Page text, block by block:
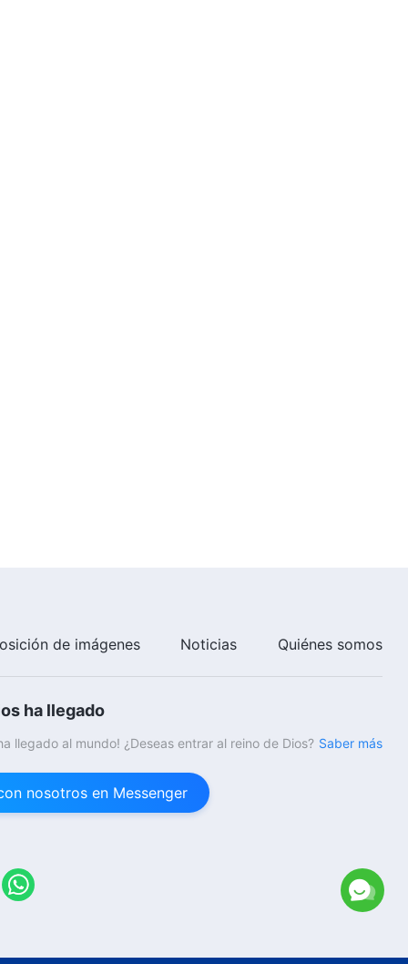
Palabras diarias de Dios:
Palabras diarias de Dios:
Conocer a Dios | Fragmento 122
Conocer a Dios | Fragmento 123
de imágenes Noticias Quiénes somos
ha llegado
llegado al mundo! ¿Deseas entrar al reino de Dios? Saber más
nosotros en Messenger